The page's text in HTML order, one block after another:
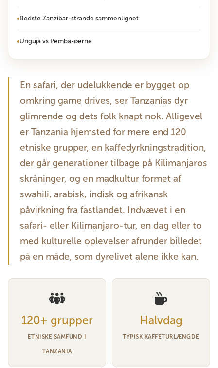
En safari, der udelukkende er bygget op
omkring game drives, ser Tanzanias dyr
glimrende og dets folk knapt nok. Alligevel
er Tanzania hjemsted for mere end 120
etniske grupper, en kaffedyrkningstradition,
der går generationer tilbage på Kilimanjaros
skråninger, og en madkultur formet af
swahili, arabisk, indisk og afrikansk
påvirkning fra fastlandet. Indvævet i en
safari- eller Kilimanjaro-tur, en dag eller to
med kulturelle oplevelser afrunder billedet
på en måde, som dyrelivet alene ikke kan.
120+ grupper
ETNISKE SAMFUND I
TANZANIA
Halvdag
TYPISK KAFFETURLÆNGDE
Bedste Zanzibar-strande sammenlignet
Unguja vs Pemba-øerne